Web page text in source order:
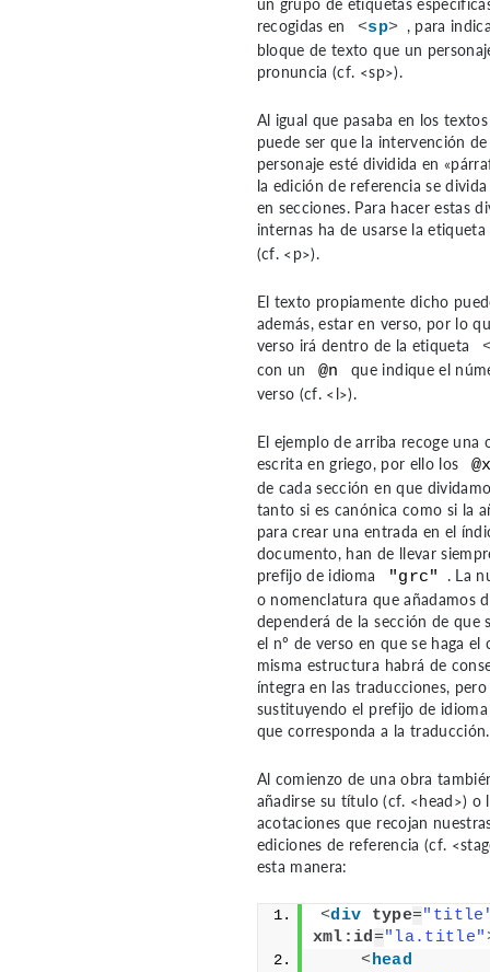
recogidas en
<sp> , para
bloque de texto que un
pronuncia(cf. <sp>).
Al igual que pasaba en los
puede ser que la intervención
personaje esté dividida en
la edición de referencia se
en secciones. Para hacer estas
internas ha de usarse la etiqueta
(cf. <p>).
El texto propiamente dicho
además, estar en verso, por lo
verso irá dentro de la etiqueta
con un @n
que indique el
verso (cf. <l>).
El ejemplo de arriba recoge una
escrita en griego, por ello los
de cada sección en que
tanto si es canónica como si la
para crear una entrada en el
documento, han de llevar
prefijo de idioma
"grc"
. La
o nomenclatura que añadamos
dependerá de la sección de que
el nº de verso en que se haga el
misma estructura habrá de
íntegra en las traducciones, pero
sustituyendo el prefijo de
que corresponda a la traducción.
Al comienzo de una obra
añadirse su título(cf. <head>) o
acotaciones que recojan
ediciones de referencia (cf.
esta manera:
<div type=
xml:id="la.title"
<head